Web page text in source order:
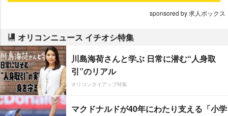
sponsored by 求人ボックス
オリコンニュース イチオシ特集
川島海荷さんと学ぶ 日常に潜む“人身取
引”のリアル
オリコンタイアップ特集
マクドナルドが40年にわたり支える「小学